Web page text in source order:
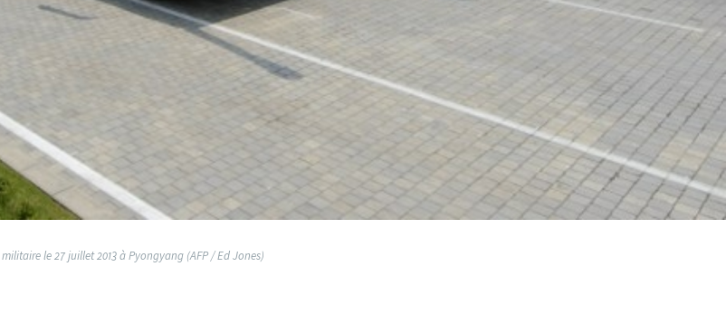
le 27 juillet 2013 à Pyongyang (AFP / Ed Jones)